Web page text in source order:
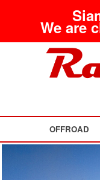
We are
OFFROAD